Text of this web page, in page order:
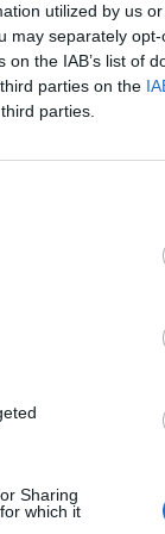
utilized by us
may separately
the IAB’s list of
parties on the
parties.
Sharing
which it